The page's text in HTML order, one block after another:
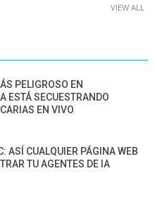
VIEW ALL
PELIGROSO EN
ESTÁ SECUESTRANDO
EN VIVO
ASÍ CUALQUIER PÁGINA WEB
TU AGENTES DE IA